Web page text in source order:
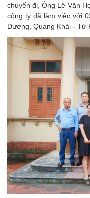
chuyến đi, Ông Lê Văn
công ty đã làm việc với
Dương, Quang Khải - Tứ